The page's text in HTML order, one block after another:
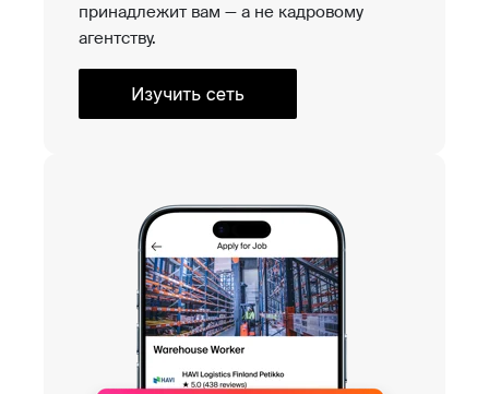
принадлежит вам — а не кадровому
агентству.